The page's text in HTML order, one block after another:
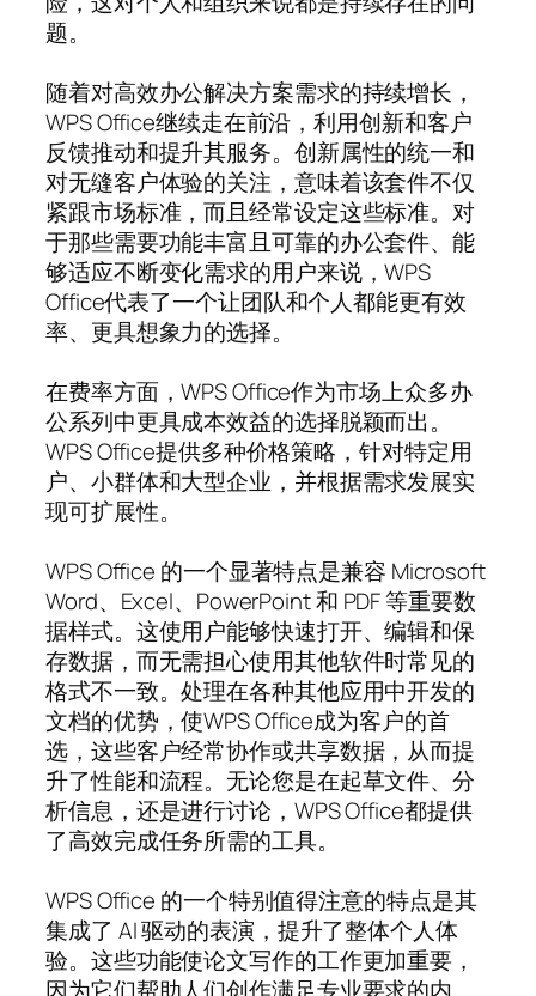
题。
随着对高效办公解决方案需求的持续增长，
WPS Office继续走在前沿，利用创新和客户
反馈推动和提升其服务。创新属性的统一和
对无缝客户体验的关注，意味着该套件不仅
紧跟市场标准，而且经常设定这些标准。对
于那些需要功能丰富且可靠的办公套件、能
够适应不断变化需求的用户来说，WPS
Office代表了一个让团队和个人都能更有效
率、更具想象力的选择。
在费率方面，WPS Office作为市场上众多办
公系列中更具成本效益的选择脱颖而出。
WPS Office提供多种价格策略，针对特定用
户、小群体和大型企业，并根据需求发展实
现可扩展性。
WPS Office 的一个显著特点是兼容 Microsoft
Word、Excel、PowerPoint 和 PDF 等重要数
据样式。这使用户能够快速打开、编辑和保
存数据，而无需担心使用其他软件时常见的
格式不一致。处理在各种其他应用中开发的
文档的优势，使WPS Office成为客户的首
选，这些客户经常协作或共享数据，从而提
升了性能和流程。无论您是在起草文件、分
析信息，还是进行讨论，WPS Office都提供
了高效完成任务所需的工具。
WPS Office 的一个特别值得注意的特点是其
集成了 AI 驱动的表演，提升了整体个人体
验。这些功能使论文写作的工作更加重要，